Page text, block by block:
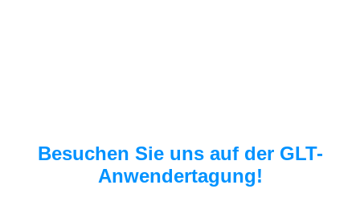
Besuchen Sie uns auf der GLT-
Anwendertagung!